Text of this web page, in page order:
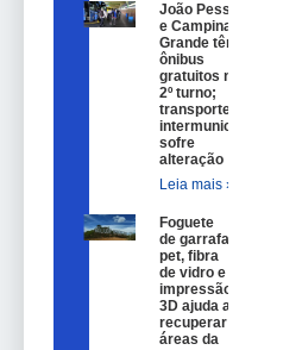
João Pessoa
e Campina
Grande têm
ônibus
gratuitos no
2º turno;
transporte
intermunicipal
sofre
alteração
Leia mais »
Foguete
de garrafa
pet, fibra
de vidro e
impressão
3D ajuda a
recuperar
áreas da